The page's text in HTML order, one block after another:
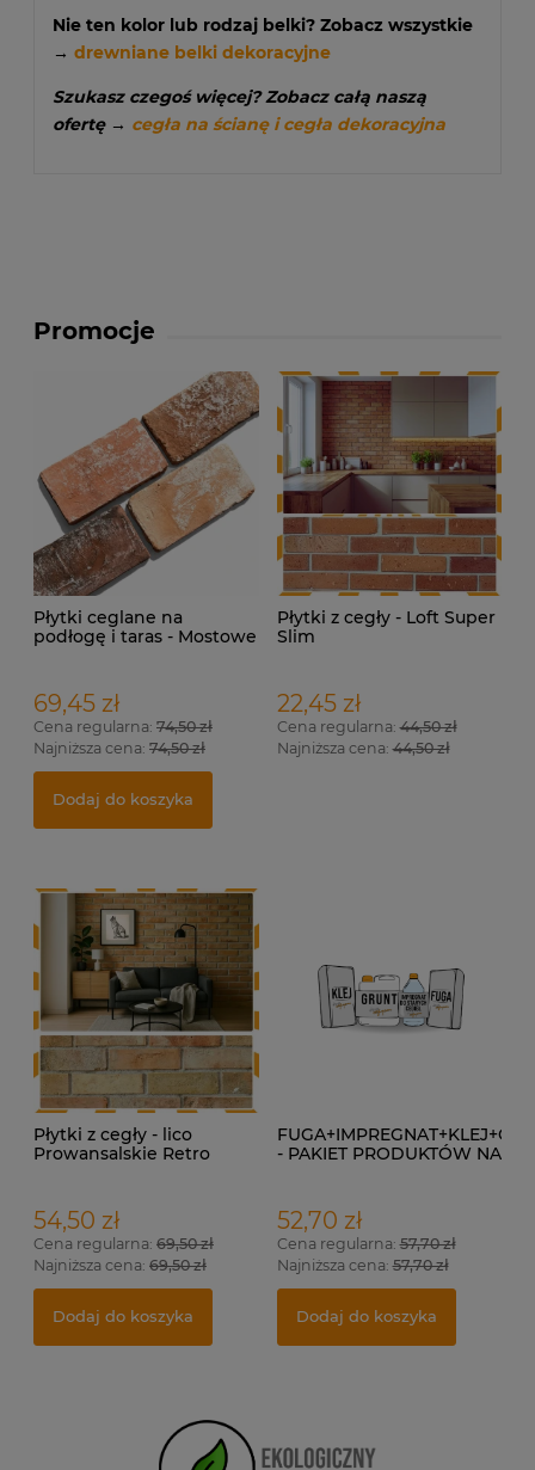
Nie ten kolor lub rodzaj belki? Zobacz wszystkie
→ drewniane belki dekoracyjne
Szukasz czegoś więcej? Zobacz całą naszą
ofertę → cegła na ścianę i cegła dekoracyjna
Promocje
Płytki ceglane na
podłogę i taras - Mostowe
69,45 zł
Cena regularna: 74,50 zł
Najniższa cena: 74,50 zł
Dodaj do koszyka
Płytki z cegły - Loft Super
Slim
22,45 zł
Cena regularna:44,50 zł
Najniższa cena:44,50 zł
Płytki z cegły - lico
Prowansalskie Retro
54,50 zł
Cena regularna: 69,50 zł
Najniższa cena: 69,50 zł
Dodaj do koszyka
- PAKIET PRODUKTÓW NA
52,70 zł
Cena regularna:57,70 zł
Najniższa cena:57,70 zł
Dodaj do koszyka